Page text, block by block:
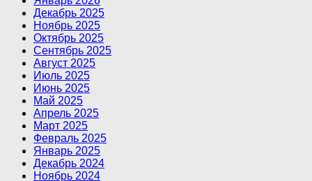
Декабрь 2025
Ноябрь 2025
Октябрь 2025
Сентябрь 2025
Август 2025
Июль 2025
Июнь 2025
Май 2025
Апрель 2025
Март 2025
Февраль 2025
Январь 2025
Декабрь 2024
Ноябрь 2024